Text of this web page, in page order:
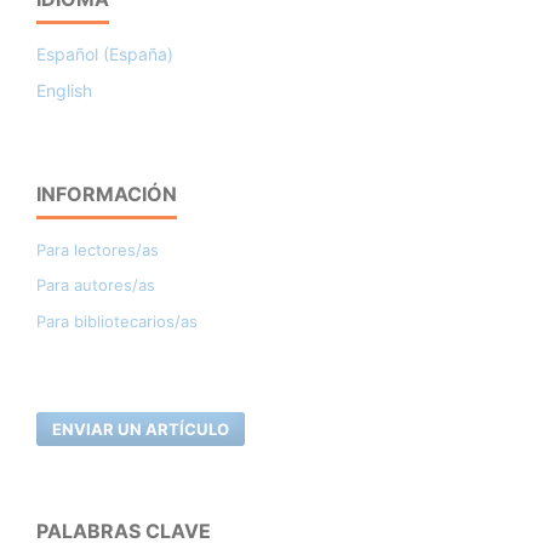
Español (España)
English
INFORMACIÓN
Para lectores/as
Para autores/as
Para bibliotecarios/as
ENVIAR UN ARTÍCULO
PALABRAS CLAVE